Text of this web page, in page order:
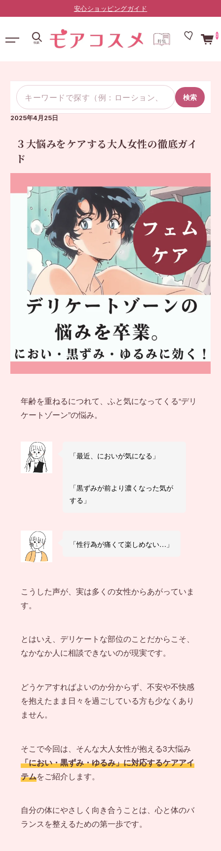
0
検索
2025年4月25日
３大悩みをケアする大人女性の徹底ガイ
ド
年齢を重ねるにつれて、ふと気になってくる“デリ
ケートゾーン”の悩み。
「最近、においが気になる」
「黒ずみが前より濃くなった気が
する」
「性行為が痛くて楽しめない…」
こうした声が、実は多くの女性からあがっていま
す。
とはいえ、デリケートな部位のことだからこそ、
なかなか人に相談できないのが現実です。
どうケアすればよいのか分からず、不安や不快感
を抱えたまま日々を過ごしている方も少なくあり
ません。
そこで今回は、そんな大人女性が抱える3大悩み
「におい・黒ずみ・ゆるみ」に対応するケアアイ
テムをご紹介します。
自分の体にやさしく向き合うことは、心と体のバ
ランスを整えるための第一歩です。
LINE友だち限定：¥10,000以上で送料無料（登録はこちら）